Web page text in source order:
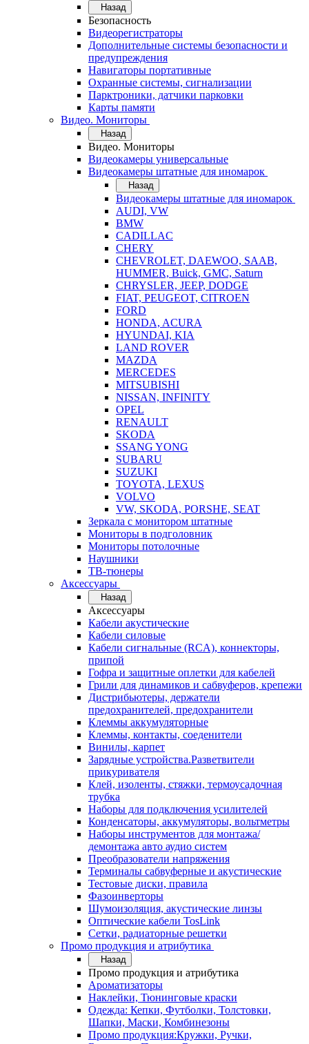
Назад
Безопасность
Видеорегистраторы
Дополнительные системы безопасности и
предупреждения
Навигаторы портативные
Охранные системы, сигнализации
Парктроники, датчики парковки
Карты памяти
Видео. Мониторы
Назад
Видео. Мониторы
Видеокамеры универсальные
Видеокамеры штатные для иномарок
Назад
Видеокамеры штатные для иномарок
AUDI, VW
BMW
CADILLAC
CHERY
CHEVROLET, DAEWOO, SAAB,
HUMMER, Buick, GMC, Saturn
CHRYSLER, JEEP, DODGE
FIAT, PEUGEOT, CITROEN
FORD
HONDA, ACURA
HYUNDAI, KIA
LAND ROVER
MAZDA
MERCEDES
MITSUBISHI
NISSAN, INFINITY
OPEL
RENAULT
SKODA
SSANG YONG
SUBARU
SUZUKI
TOYOTA, LEXUS
VOLVO
VW, SKODA, PORSHE, SEAT
Зеркала с монитором штатные
Мониторы в подголовник
Мониторы потолочные
Наушники
ТВ-тюнеры
Аксессуары
Назад
Аксессуары
Кабели акустические
Кабели силовые
Кабели сигнальные (RCA), коннекторы,
припой
Гофра и защитные оплетки для кабелей
Грили для динамиков и сабвуферов, крепежи
Дистрибьютеры, держатели
предохранителей, предохранители
Клеммы аккумуляторные
Клеммы, контакты, соеденители
Винилы, карпет
Зарядные устройства.Разветвители
прикуривателя
Клей, изоленты, стяжки, термоусадочная
трубка
Наборы для подключения усилителей
Конденсаторы, аккумуляторы, вольтметры
Наборы инструментов для монтажа/
демонтажа авто аудио систем
Преобразователи напряжения
Терминалы сабвуферные и акустические
Тестовые диски, правила
Фазоинверторы
Шумоизоляция, акустические линзы
Оптические кабели TosLink
Сетки, радиаторные решетки
Промо продукция и атрибутика
Назад
Промо продукция и атрибутика
Ароматизаторы
Наклейки, Тюнинговые краски
Одежда: Кепки, Футболки, Толстовки,
Шапки, Маски, Комбинезоны
Промо продукция:Кружки, Ручки,